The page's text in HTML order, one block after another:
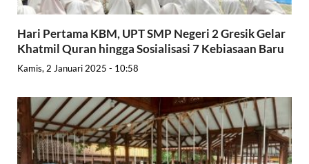
Hari Pertama KBM, UPT SMP Negeri 2 Gresik Gelar
Khatmil Quran hingga Sosialisasi 7 Kebiasaan Baru
Kamis, 2 Januari 2025 - 10:58